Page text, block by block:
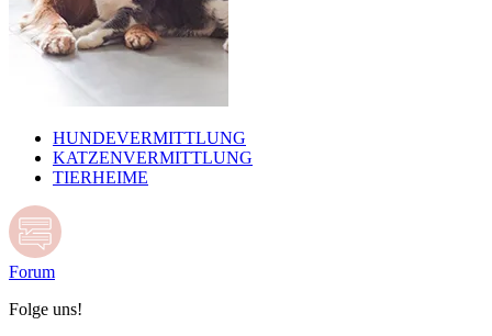
HUNDEVERMITTLUNG
KATZENVERMITTLUNG
TIERHEIME
Forum
Folge uns!